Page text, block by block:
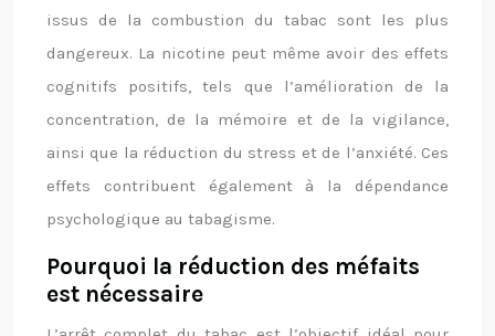
issus de la combustion du tabac sont les plus
dangereux. La nicotine peut même avoir des effets
cognitifs positifs, tels que l’amélioration de la
concentration, de la mémoire et de la vigilance,
ainsi que la réduction du stress et de l’anxiété. Ces
effets contribuent également à la dépendance
psychologique au tabagisme.
Pourquoi la réduction des méfaits
est nécessaire